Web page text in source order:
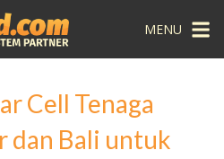
MENU
Cell Tenaga
dan Bali untuk